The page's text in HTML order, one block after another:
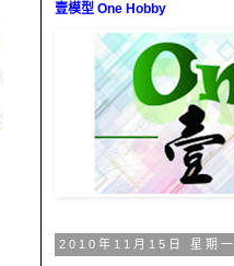
壹模型 One Hobby
2010年11月15日 星期一